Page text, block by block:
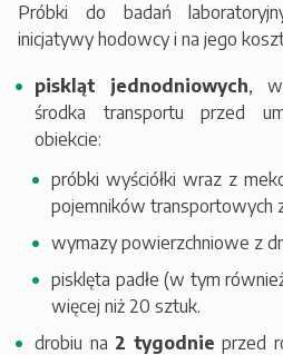
Próbki do badań
inicjatywy hodowcy i na jego
piskląt jednodniowych, w
środka transportu przed
obiekcie:
próbki wyściółki wraz z
pojemników transportowych
wymazy powierzchniowe z
pisklęta padłe (w tym
więcej niż 20 sztuk.
drobiu na 2 tygodnie przed